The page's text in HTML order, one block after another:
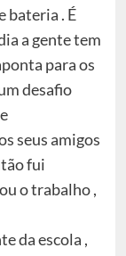
bateria . É
a gente tem
para os
desafio
seus amigos
fui
o trabalho ,
da escola ,